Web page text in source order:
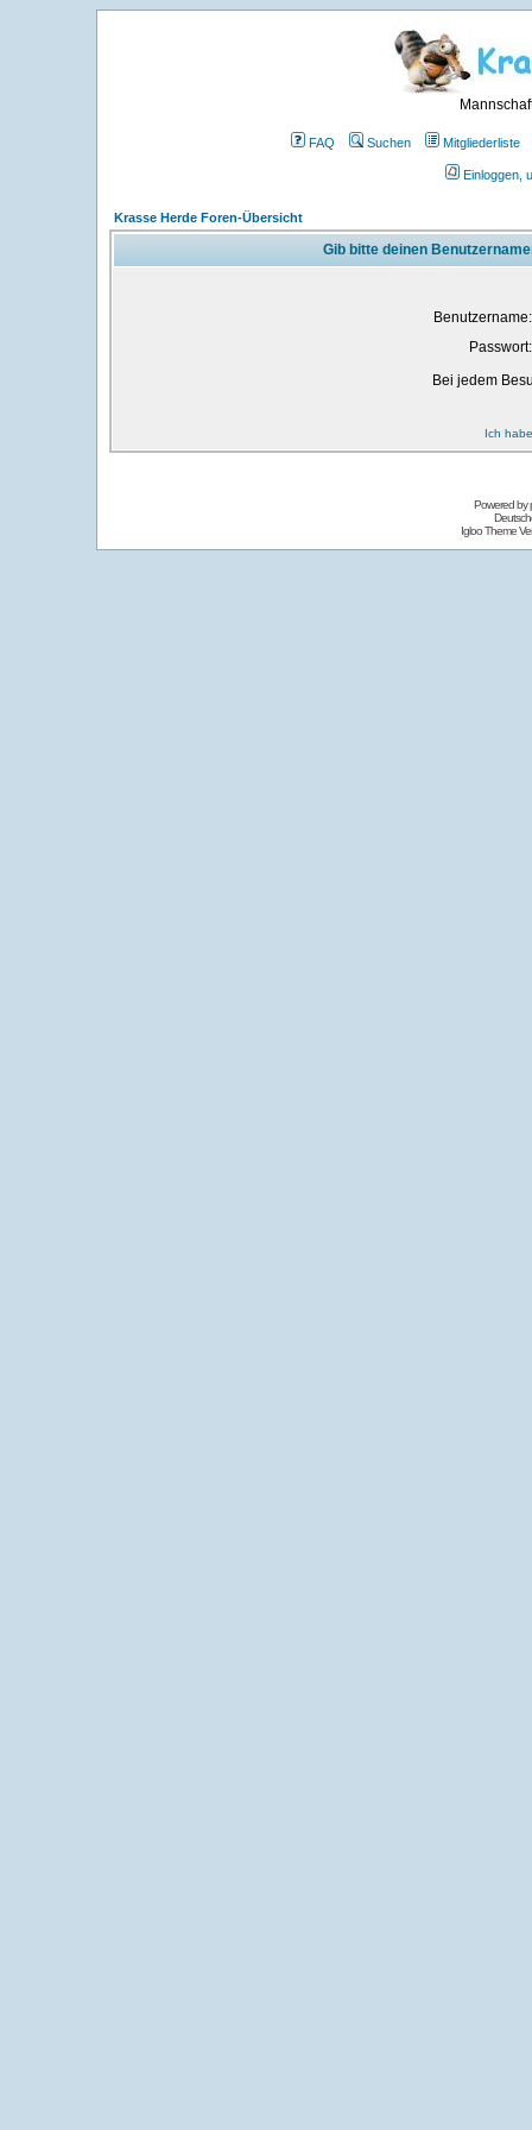
FAQ Suchen Mitgliederliste
Einloggen,
Krasse Herde Foren-Übersicht
Gib bitte deinen
Benutzername:
Passwort:
Bei jedem
Ich
Powered by
Igloo Theme